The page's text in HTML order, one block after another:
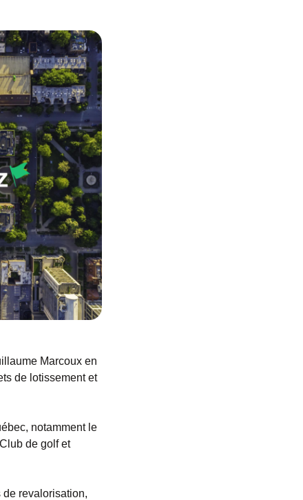
Marcoux en
de lotissement et
notamment le
de golf et
de revalorisation,